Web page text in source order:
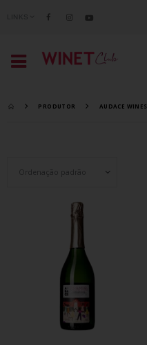
LINKS
PRODUTOR AUDACE WINES